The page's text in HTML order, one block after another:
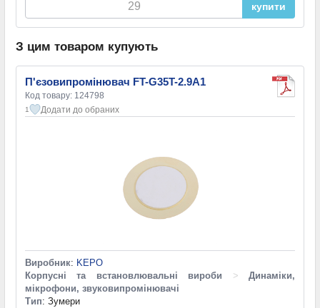
купити
З цим товаром купують
П'єзовипромінювач FT-G35T-2.9A1
Код товару: 124798
1 Додати до обраних
Виробник: KEPO
Корпусні та встановлювальні вироби
>
Динаміки,
мікрофони, звуковипромінювачі
Тип: Зумери